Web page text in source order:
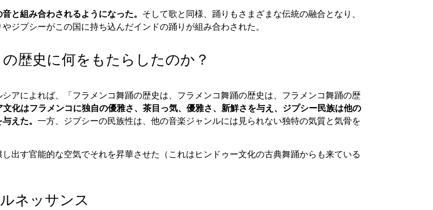
と組み合わされるようになった。 そして歌と同様、踊りもさまざまな伝統の融合となり、
ジプシーがこの国に持ち込んだインドの踊りが組み合わされた。
歴史に何をもたらしたのか？
アによれば、「フラメンコ舞踊の歴史は、フラメンコ舞踊の歴史は、フラメンコ舞踊の歴
文化はフラメンコに独自の優雅さ、茶目っ気、優雅さ、新鮮さを与え、ジプシー民族は他の
えた。 一方、ジプシーの民族性は、他の音楽ジャンルには見られない独特の気質と気骨を
出す官能的な空気でそれを昇華させた（これはヒンドゥー文化の古典舞踊からも来ている
ネッサンス